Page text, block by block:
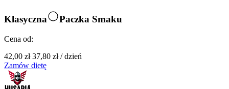
Klasyczna Paczka Smaku
Cena od:
42,00 zł 37,80 zł/dzień
Zamów dietę